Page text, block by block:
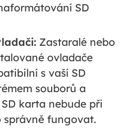
SD
Zastaralé nebo
ovladače
s vaší SD
souborů a
karta nebude při
správně fungovat.